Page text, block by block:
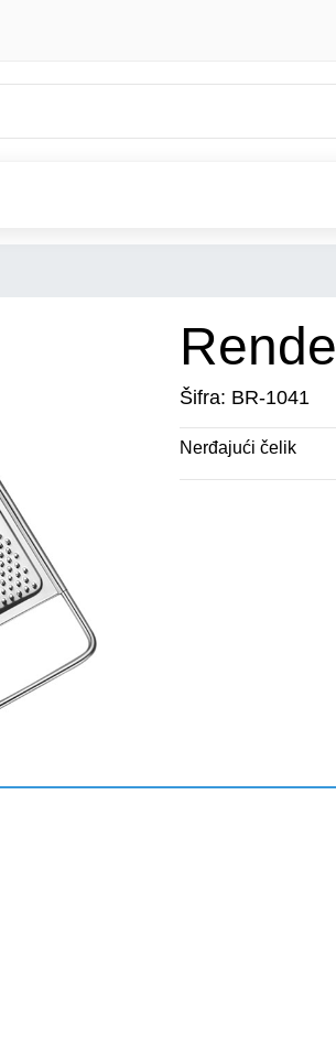
Rende
Šifra: BR-1041
Nerđajući čelik